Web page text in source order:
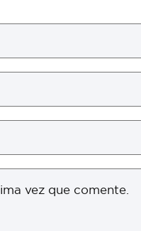
vez que comente.